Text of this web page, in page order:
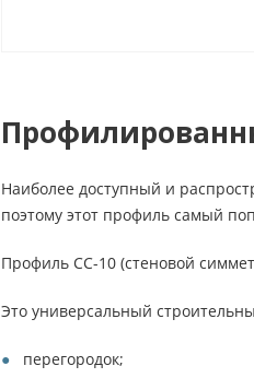
Наиболее доступный и
поэтому этот профиль самый
Профиль СС-10 (стеновой
Это универсальный
перегородок;